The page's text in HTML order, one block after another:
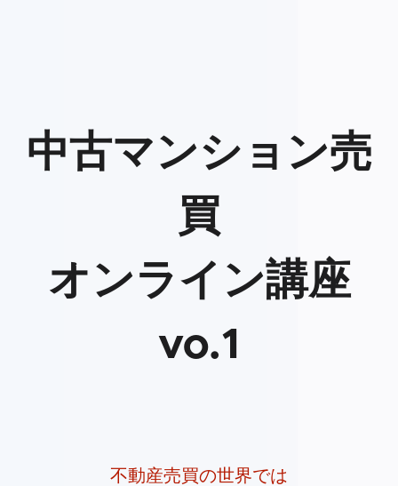
中古マンション売
買
オンライン講座
vo.1
不動産売買の世界では